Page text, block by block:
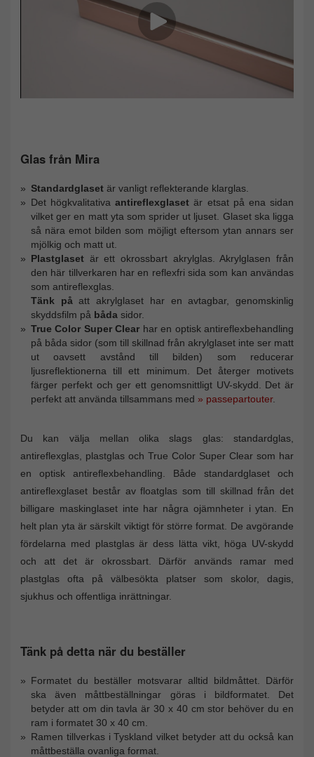
Glas från Mira
Standardglaset är vanligt reflekterande klarglas.
Det högkvalitativaantireflexglaset är etsat på ena sidan
vilket ger en matt yta som sprider ut ljuset. Glaset ska ligga
så nära emot bilden som möjligt eftersom ytan annars ser
mjölkig och matt ut.
Plastglaset är ett okrossbart akrylglas. Akrylglasen från
den här tillverkaren har en reflexfri sida som kan användas
som antireflexglas.
Tänk påatt akrylglaset har en avtagbar, genomskinlig
skyddsfilm på båda sidor.
True Color Super Clear har en optisk antireflexbehandling
på båda sidor (som till skillnad från akrylglaset inte ser matt
ut oavsett avstånd till bilden) som reducerar
ljusreflektionerna till ett minimum. Det återger motivets
färger perfekt och ger ett genomsnittligt UV-skydd. Det är
perfekt att använda tillsammans med » passepartouter.
Du kan välja mellan olika slags glas: standardglas,
antireflexglas, plastglas och True Color Super Clear som har
en optisk antireflexbehandling. Både standardglaset och
antireflexglaset består av floatglas som till skillnad från det
billigare maskinglaset inte har några ojämnheter i ytan. En
helt plan yta är särskilt viktigt för större format. De avgörande
fördelarna med plastglas är dess lätta vikt, höga UV-skydd
och att det är okrossbart. Därför används ramar med
plastglas ofta på välbesökta platser som skolor, dagis,
sjukhus och offentliga inrättningar.
Tänk på detta när du beställer
Formatet du beställer motsvarar alltid bildmåttet. Därför
ska även måttbeställningar göras i bildformatet. Det
betyder att om din tavla är 30 x 40 cm stor behöver du en
ram i formatet 30 x 40 cm.
Ramen tillverkas i Tyskland vilket betyder att du också kan
måttbeställa ovanliga format.